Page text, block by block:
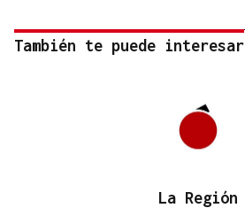
También te puede interesar
La Región